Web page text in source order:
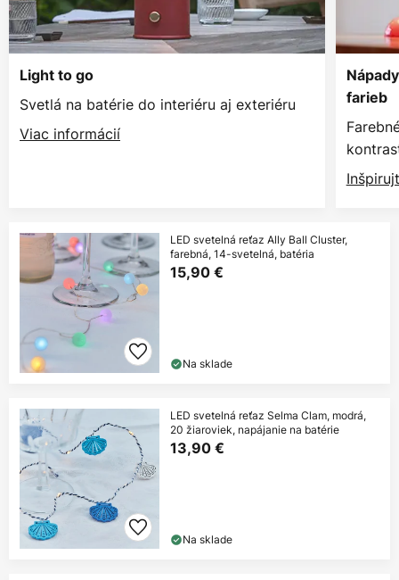
Light to go
Svetlá na batérie do interiéru aj exteriéru
Viac informácií
farieb
LED svetelná reťaz Ally Ball Cluster,
farebná, 14-svetelná, batéria
15,90 €
Na sklade
LED svetelná reťaz Selma Clam, modrá,
20 žiaroviek, napájanie na batérie
13,90 €
Na sklade